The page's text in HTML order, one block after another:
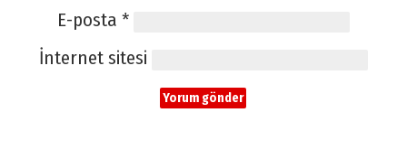
E-posta *
İnternet sitesi